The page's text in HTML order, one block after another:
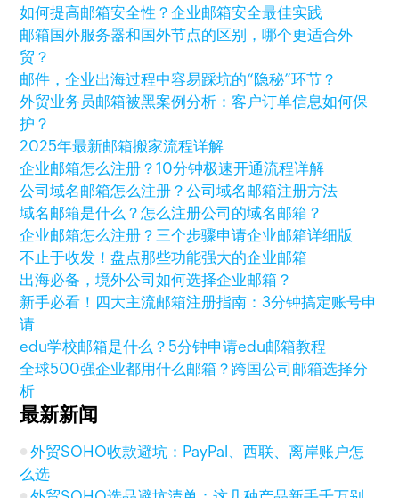
如何提高邮箱安全性？企业邮箱安全最佳实践
邮箱国外服务器和国外节点的区别，哪个更适合外
贸？
邮件，企业出海过程中容易踩坑的“隐秘”环节？
外贸业务员邮箱被黑案例分析：客户订单信息如何保
护？
2025年最新邮箱搬家流程详解
企业邮箱怎么注册？10分钟极速开通流程详解
公司域名邮箱怎么注册？公司域名邮箱注册方法
域名邮箱是什么？怎么注册公司的域名邮箱？
企业邮箱怎么注册？三个步骤申请企业邮箱详细版
不止于收发！盘点那些功能强大的企业邮箱
出海必备，境外公司如何选择企业邮箱？
新手必看！四大主流邮箱注册指南：3分钟搞定账号申
请
edu学校邮箱是什么？5分钟申请edu邮箱教程
全球500强企业都用什么邮箱？跨国公司邮箱选择分
析
最新新闻
外贸SOHO收款避坑：PayPal、西联、离岸账户怎
么选